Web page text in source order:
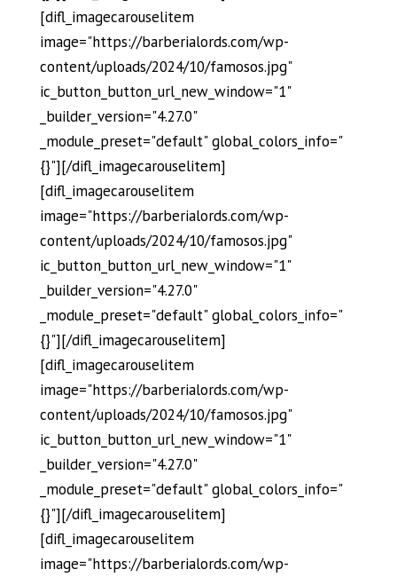
[difl_imagecarouselitem
image="https://barberialords.com/wp-
content/uploads/2024/10/famosos.jpg"
ic_button_button_url_new_window="1"
_builder_version="4.27.0"
_module_preset="default" global_colors_info="
{}"][/difl_imagecarouselitem]
[difl_imagecarouselitem
image="https://barberialords.com/wp-
content/uploads/2024/10/famosos.jpg"
ic_button_button_url_new_window="1"
_builder_version="4.27.0"
_module_preset="default" global_colors_info="
{}"][/difl_imagecarouselitem]
[difl_imagecarouselitem
image="https://barberialords.com/wp-
content/uploads/2024/10/famosos.jpg"
ic_button_button_url_new_window="1"
_builder_version="4.27.0"
_module_preset="default" global_colors_info="
{}"][/difl_imagecarouselitem]
[difl_imagecarouselitem
image="https://barberialords.com/wp-